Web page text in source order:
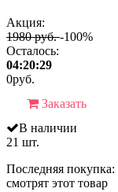
Акция:
1980 руб.-100%
Осталось:
04:20:29
0руб.
Заказать
В наличии
21 шт.
Последняя покупка:
смотрят этот товар